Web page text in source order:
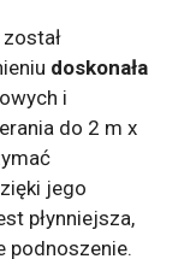
doskonała
i
do 2 m x
jego
płynniejsza,
podnoszenie.